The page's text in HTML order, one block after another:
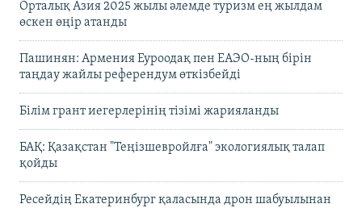
Орталық Азия 2025 жылы әлемде туризм ең жылдам
өскен өңір атанды
Пашинян: Армения Еуроодақ пен ЕАЭО-ның бірін
таңдау жайлы референдум өткізбейді
Білім грант иегерлерінің тізімі жарияланды
БАҚ: Қазақстан "Теңізшевройлға" экологиялық талап
қойды
Ресейдің Екатеринбург қаласында дрон шабуылынан